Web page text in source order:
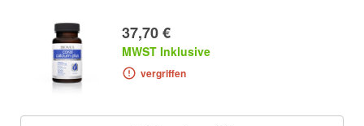
37,70 €
MWST Inklusive
vergriffen